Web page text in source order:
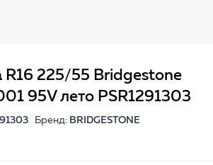
225/55 Bridgestone
95V лето PSR1291303
Бренд: BRIDGESTONE